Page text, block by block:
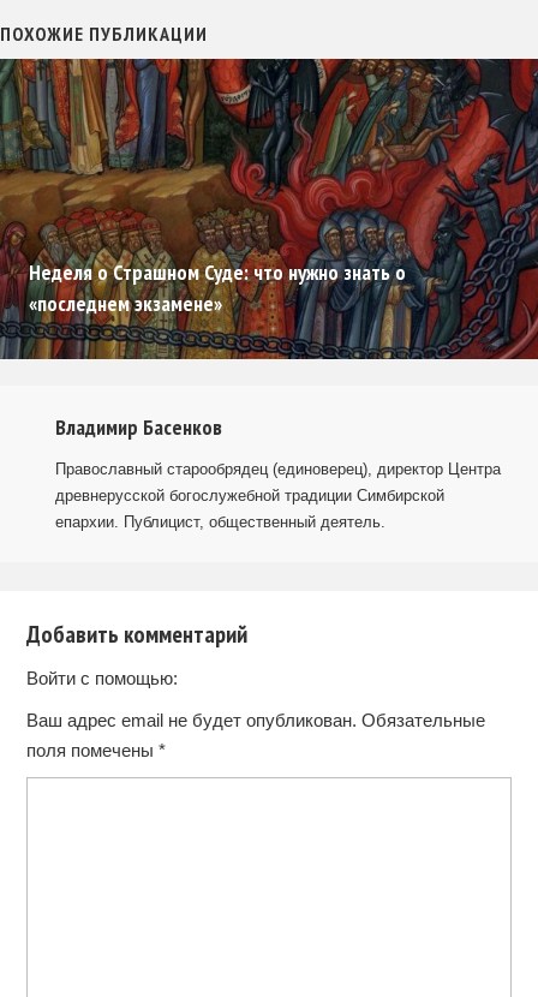
ПОХОЖИЕ ПУБЛИКАЦИИ
Неделя о Страшном Суде: что нужно знать о
«последнем экзамене»
Владимир Басенков
Православный старообрядец (единоверец), директор Центра
древнерусской богослужебной традиции Симбирской
епархии. Публицист, общественный деятель.
Добавить комментарий
Войти с помощью:
Ваш адрес email не будет опубликован. Обязательные
поля помечены *